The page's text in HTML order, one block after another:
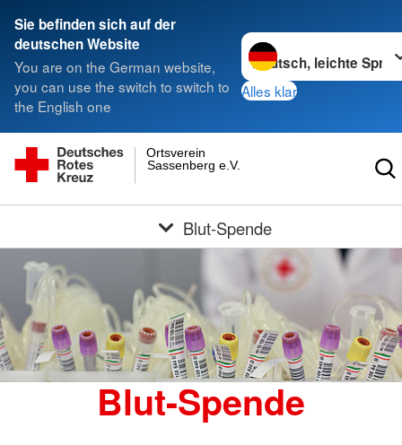
Sie befinden sich auf der
deutschen Website
You are on the German website,
you can use the switch to switch to
the English one
Sprache wechseln zu
Alles klar
Sassenberg e.V.
Ortsverein
Blut-Spende
Blut-Spende